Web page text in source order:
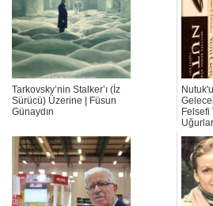
Tarkovsky’nin Stalker’ı (İz
Sürücü) Üzerine | Füsun
Günaydın
Felsefi
Uğurlar